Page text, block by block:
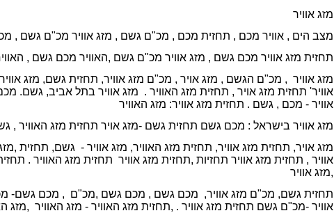
מזג אוויר
מצב הים ,אוויר מכם , תחזית מכם , מכ"ם גשם , מזג אוויר מכ"ם גשם ,
תחזית מזג אוויר מכם גשם , מזג אוויר מכ"ם גשם ,האוויר מכם גשם ,
מזג אוויר , מכ"ם הגשם , מזג אויר , מכ"ם מזג אוויר, תחזית גשם, מזג אוויר
אוויר' תחזית מזג אויר , תחזית מזג האוויר . מזג אוויר בתל אביב, גשם.
אוויר - מכם , גשם . תחזית מזג אוויר: מזג האוויר
מזג אוויר בישראל : מכם גשם תחזית גשם -מזג אויר תחזית מזג האוויר ,
מזג אויר, תחזית מזג אוויר, תחזית מזג האוויר, מזג אוויר - גשם, תחזית
אוויר , תחזית מזג אוויר תחזיות ,תחזית מזג אוויר תחזית מזג האוויר .
,מזג אוויר
תחזית גשם, מכ"ם מזג אוויר, מכם גשם , מכם גשם ,מכ"ם , מכם גשם-
אוויר -מכ"ם גשם תחזית מזג אוויר . ,תחזית מזג האוויר - מזג האוויר ,מזג